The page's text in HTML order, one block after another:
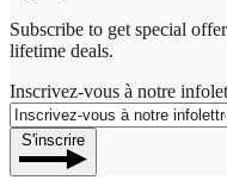
Subscribe to get special
lifetime deals.
Inscrivez-vous à notre
S'inscrire